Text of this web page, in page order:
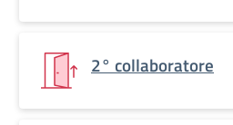
2° collaboratore